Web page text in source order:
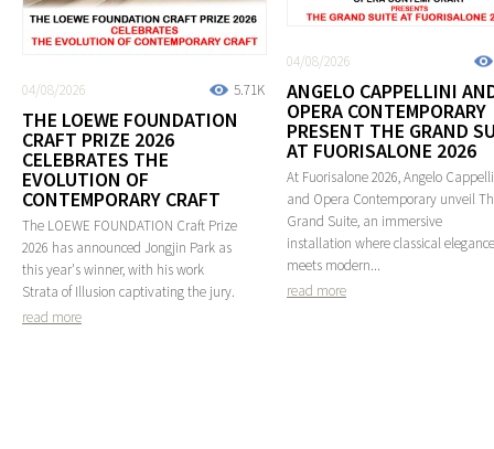
5.71K
04/08/2026
THE LOEWE FOUNDATION
CRAFT PRIZE 2026
CELEBRATES THE
EVOLUTION OF
CONTEMPORARY CRAFT
The LOEWE FOUNDATION Craft Prize
2026 has announced Jongjin Park as
this year's winner, with his work
Strata of Illusion captivating the jury.
read more
04/08/2026
ANGELO CAPPELLINI
OPERA CONTEMPORARY
PRESENT THE GRAND
AT FUORISALONE 2026
At Fuorisalone 2026, Angelo
and Opera Contemporary unveil
Grand Suite, an immersive
installation where classical elegance
meets modern...
read more